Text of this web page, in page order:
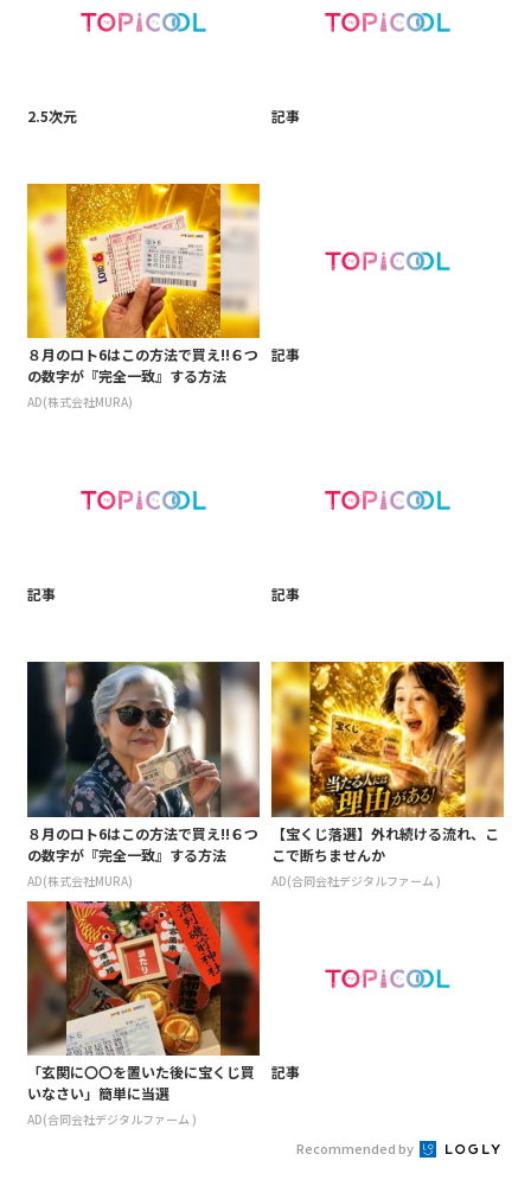
2.5次元 記事
８月のロト6はこの方法で買え!!６つ
の数字が『完全一致』する方法
AD(株式会社MURA)
記事
記事 記事
８月のロト6はこの方法で買え!!６つ
の数字が『完全一致』する方法
AD(株式会社MURA)
【宝くじ落選】外れ続ける流れ、こ
こで断ちませんか
AD(合同会社デジタルファーム )
「玄関に〇〇を置いた後に宝くじ買
いなさい」簡単に当選
AD(合同会社デジタルファーム )
記事
Recommended by